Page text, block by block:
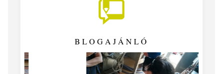
BLOGAJÁNLÓ